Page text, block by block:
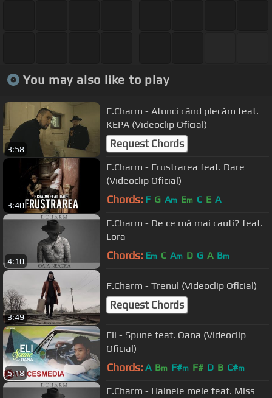
You may also like to play
3:58
F.Charm - Atunci când plecăm feat.
KEPA (Videoclip Oficial)
Request Chords
3:40
F.Charm - Frustrarea feat. Dare
(Videoclip Oficial)
Chords: F G Am Em C E A
4:10
F.Charm - De ce mă mai cauti? feat.
Lora
Chords: Em C Am D G A Bm
3:49
F.Charm - Trenul (Videoclip Oficial)
Request Chords
5:18
Eli - Spune feat. Oana (Videoclip
Oficial)
Chords: A Bm F#m F# D B C#m
F.Charm - Hainele mele feat. Miss